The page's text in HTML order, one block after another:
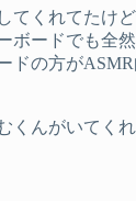
てくれてたけ
ードでも全
の方が
くんがいてく